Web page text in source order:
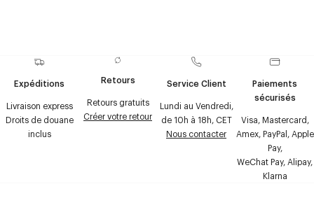
Expéditions
Livraison express
Droits de douane
inclus
Retours
Retours gratuits
Créer votre retour
Service Client
Lundi au Vendredi,
de 10h à 18h, CET
Nous contacter
Paiements
sécurisés
Visa, Mastercard,
Amex, PayPal, Apple
Pay,
WeChat Pay, Alipay,
Klarna